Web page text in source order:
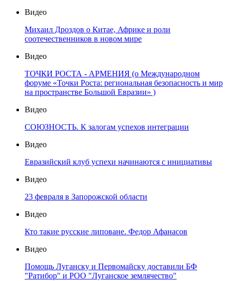
Видео
Михаил Дроздов о Китае, Африке и роли
соотечественников в новом мире
Видео
ТОЧКИ РОСТА - АРМЕНИЯ (о Международном
форуме «Точки Роста: региональная безопасность и мир
на пространстве Большой Евразии» )
Видео
СОЮЗНОСТЬ. К залогам успехов интеграции
Видео
Евразийский клуб успехи начинаются с инициативы
Видео
23 февраля в Запорожской области
Видео
Кто такие русские липоване. Федор Афанасов
Видео
Помощь Луганску и Первомайску доставили БФ
"Ратибор" и РОО "Луганское землячество"